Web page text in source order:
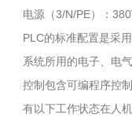
电源（3/N/PE）：
PLC的标准配置是采
系统所用的电子、电
控制包含可编程序控
有以下工作状态在人